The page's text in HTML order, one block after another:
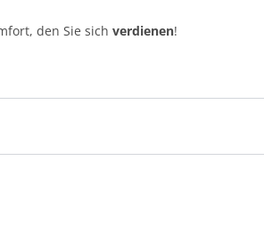
den Sie sichverdienen!